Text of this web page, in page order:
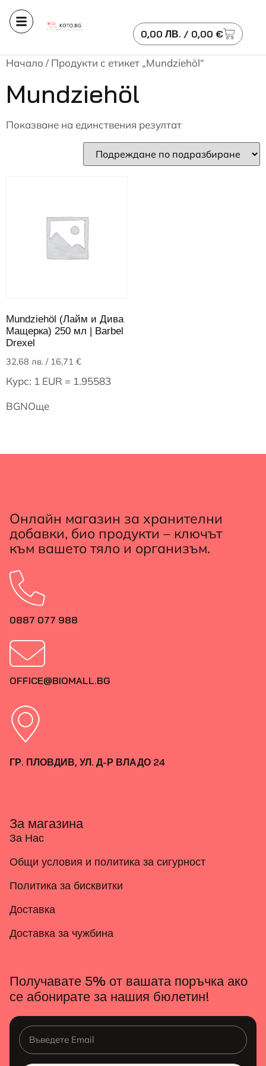
0,00 ЛВ. / 0,00 €
Начало / Продукти с етикет „Mundziehöl“
Mundziehöl
Показване на единствения резултат
Mundziehöl (Лайм и Дива
Мащерка) 250 мл | Barbel
Drexel
32,68 лв. / 16,71 €
Курс: 1 EUR = 1.95583
BGNОще
Онлайн магазин за хранителни
добавки, био продукти – ключът
към вашето тяло и организъм.
0887 077 988
OFFICE@BIOMALL.BG
ГР. ПЛОВДИВ, УЛ. Д-Р ВЛАДО 24
За магазина
За Нас
Общи условия и политика за сигурност
Политика за бисквитки
Доставка
Доставка за чужбина
Получавате 5% от вашата поръчка ако
се абонирате за нашия бюлетин!